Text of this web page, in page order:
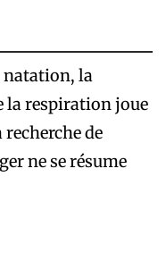
natation, la
la respiration joue
de
ne se résume